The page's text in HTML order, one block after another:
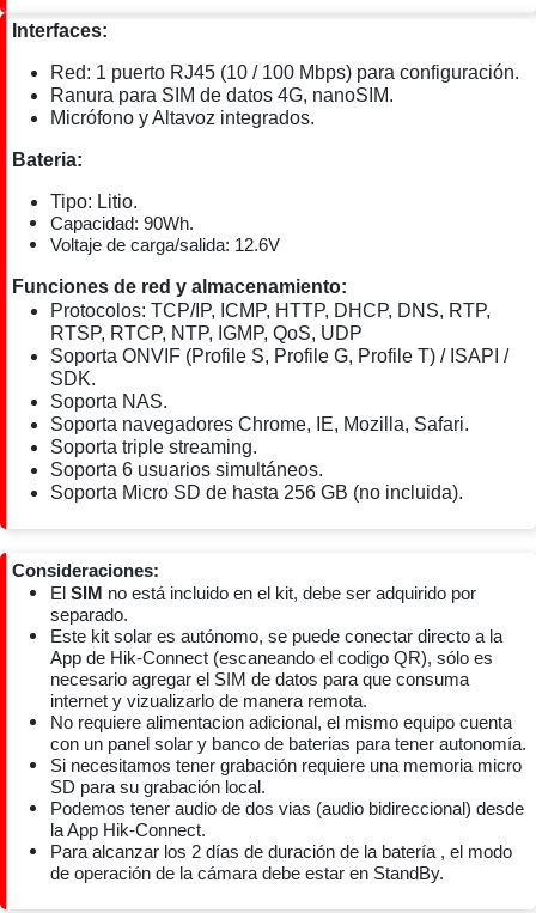
Interfaces:
Red: 1 puerto RJ45 (10 / 100 Mbps) para configuración.
Ranura para SIM de datos 4G, nanoSIM.
Micrófono y Altavoz integrados.
Bateria:
Tipo: Litio.
Capacidad: 90Wh.
Voltaje de carga/salida: 12.6V
Funciones de red y almacenamiento:
Protocolos: TCP/IP, ICMP, HTTP, DHCP, DNS, RTP,
RTSP, RTCP, NTP, IGMP, QoS, UDP
Soporta ONVIF (Profile S, Profile G, Profile T) / ISAPI /
SDK.
Soporta NAS.
Soporta navegadores Chrome, IE, Mozilla, Safari.
Soporta triple streaming.
Soporta 6 usuarios simultáneos.
Soporta Micro SD de hasta 256 GB (no incluida).
Consideraciones:
El SIM no está incluido en el kit, debe ser adquirido por
separado.
Este kit solar es autónomo, se puede conectar directo a la
App de Hik-Connect (escaneando el codigo QR), sólo es
necesario agregar el SIM de datos para que consuma
internet y vizualizarlo de manera remota.
No requiere alimentacion adicional, el mismo equipo cuenta
con un panel solar y banco de baterias para tener autonomía.
Si necesitamos tener grabación requiere una memoria micro
SD para su grabación local.
Podemos tener audio de dos vias (audio bidireccional) desde
la App Hik-Connect.
Para alcanzar los 2 días de duración de la batería , el modo
de operación de la cámara debe estar en StandBy.